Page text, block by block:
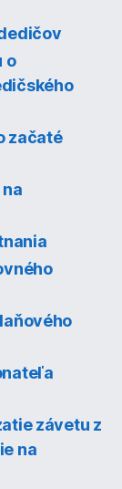
o
začaté
závetu z
na